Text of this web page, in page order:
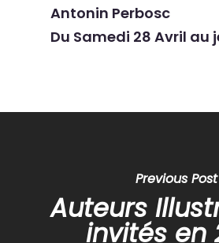
Antonin Perbosc
Du Samedi 28 Avril au
Previous Post
Auteurs
invités en